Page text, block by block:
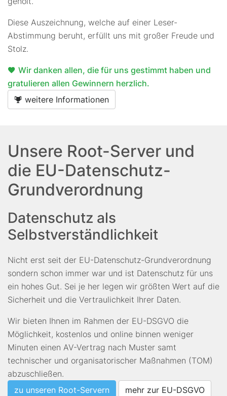
Diese Auszeichnung, welche auf einer Leser-
Abstimmung beruht, erfüllt uns mit großer Freude und
Stolz.
Wir danken allen, die für uns gestimmt haben und
gratulieren allen Gewinnern herzlich.
weitere Informationen
Unsere Root-Server und
die EU-Datenschutz-
Grundverordnung
Datenschutz als
Selbstverständlichkeit
Nicht erst seit der EU-Datenschutz-Grundverordnung
sondern schon immer war und ist Datenschutz für uns
ein hohes Gut. Sei je her legen wir größten Wert auf die
Sicherheit und die Vertraulichkeit Ihrer Daten.
Wir bieten Ihnen im Rahmen der EU-DSGVO die
Möglichkeit, kostenlos und online binnen weniger
Minuten einen AV-Vertrag nach Muster samt
technischer und organisatorischer Maßnahmen (TOM)
abzuschließen.
zu unseren Root-Servern
mehr zur EU-DSGVO